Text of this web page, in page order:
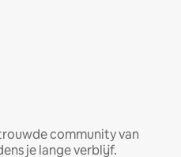
community van
je lange verblijf.